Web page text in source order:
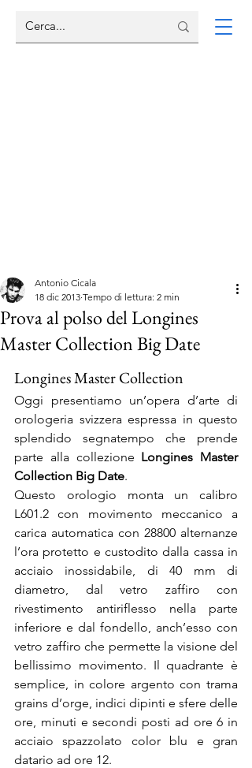
Prova al polso del Longines
Master Collection Big Date
Antonio Cicala
18 dic 2013 Tempo di lettura: 2 min
Longines Master Collection
Oggi presentiamo un’opera d’arte di
orologeria svizzera espressa in questo
splendido segnatempo che prende
parte alla collezione Longines Master
Collection Big Date.
Questo orologio monta un calibro
L601.2 con movimento meccanico a
carica automatica con 28800 alternanze
l’ora protetto e custodito dalla cassa in
acciaio inossidabile, di 40 mm di
diametro, dal vetro zaffiro con
rivestimento antiriflesso nella parte
inferiore e dal fondello, anch’esso con
vetro zaffiro che permette la visione del
bellissimo movimento. Il quadrante è
semplice, in colore argento con trama
grains d’orge, indici dipinti e sfere delle
ore, minuti e secondi posti ad ore 6 in
acciaio spazzolato color blu e gran
datario ad ore 12.